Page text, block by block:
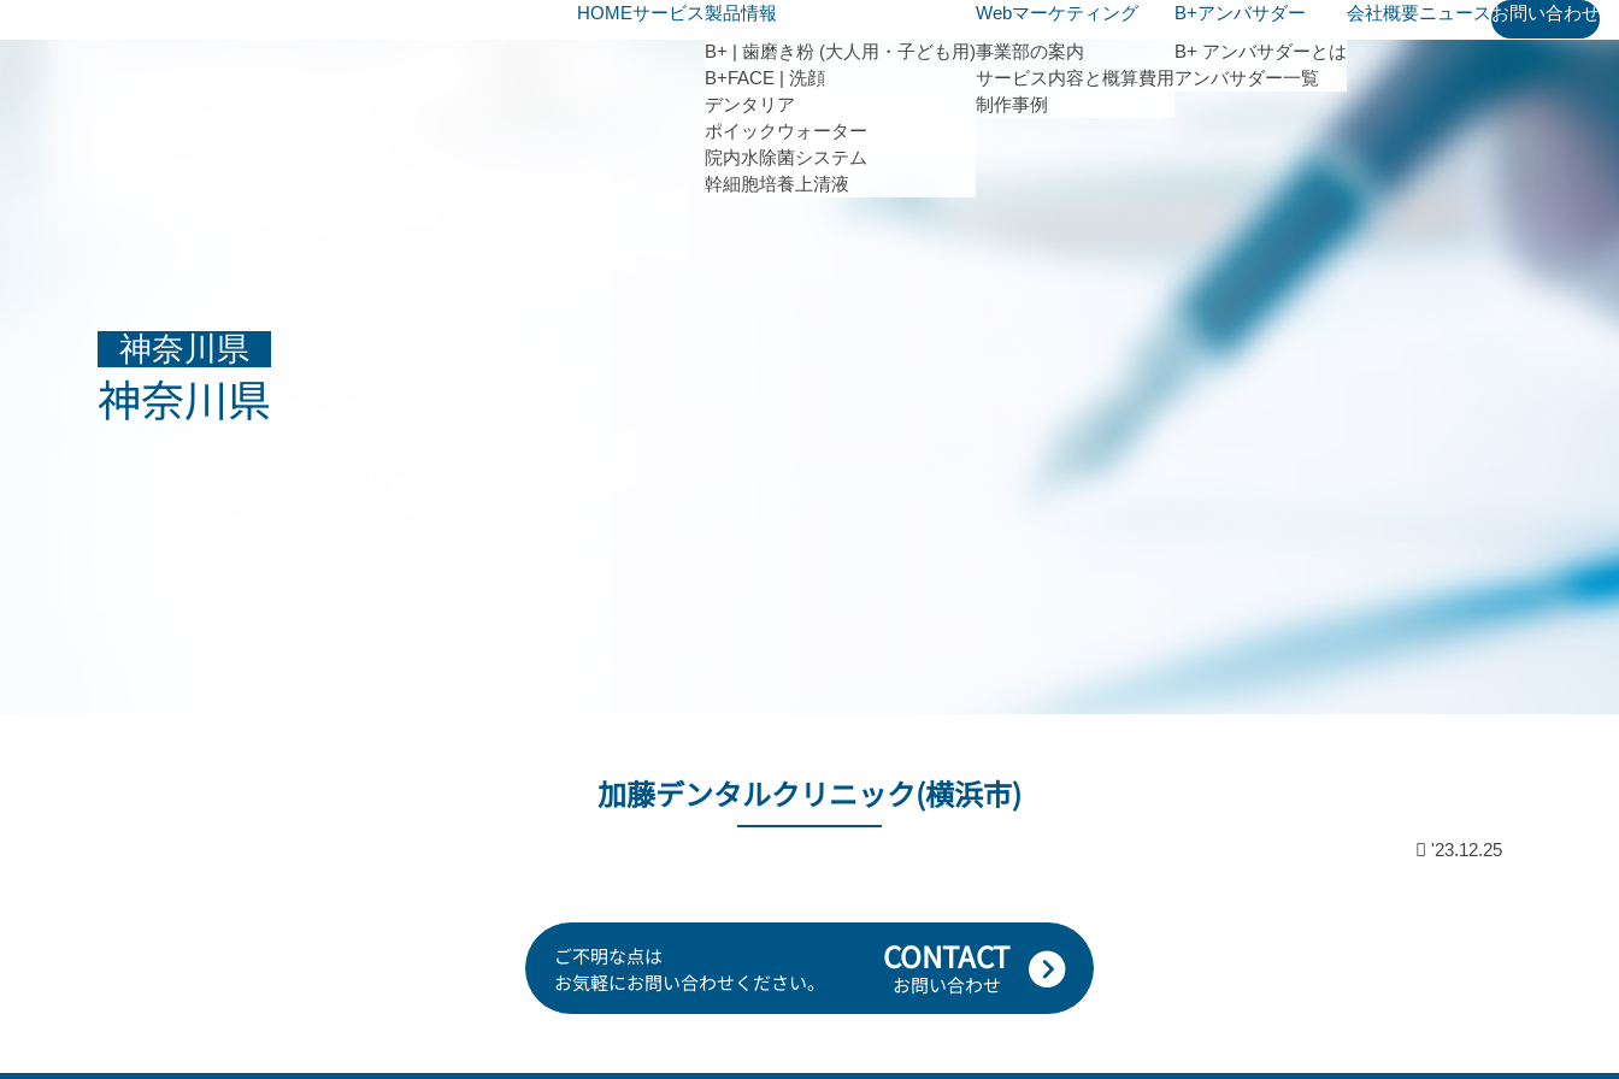
HOMEサービス製品情報
B+ | 歯磨き粉 (大人用・子ども用)
B+FACE | 洗顔
デンタリア
ポイックウォーター
院内水除菌システム
幹細胞培養上清液
Webマーケティング
事業部の案内
サービス内容と概算費用
制作事例
B+アンバサダー
B+ アンバサダーとは
アンバサダー一覧
会社概要ニュースお問い合わせ
神奈川県
神奈川県
加藤デンタルクリニック(横浜市)
'23.12.25
ご不明な点は
お気軽にお問い合わせください。
CONTACT
お問い合わせ